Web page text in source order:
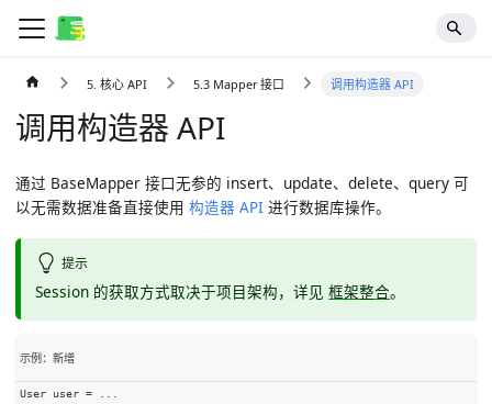
5. 核心 API 5.3 Mapper 接口 调用构造器 API
调用构造器 API
通过 BaseMapper 接口无参的 insert、update、delete、query 可
以无需数据准备直接使用 构造器 API 进行数据库操作。
提示
Session 的获取方式取决于项目架构，详见框架整合。
示例：新增
User user =